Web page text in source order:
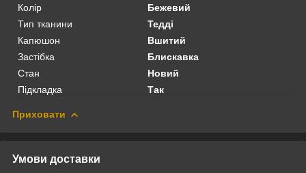
Колір
Бежевий
Тип тканини
Тедді
Капюшон
Вшитий
Застібка
Блискавка
Стан
Новий
Підкладка
Так
Приховати
Умови доставки